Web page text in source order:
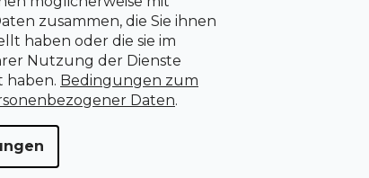
zusammen, die Sie ihnen
haben oder die sie im
Nutzung der Dienste
haben. Bedingungen zum
Daten.
Cookie-Einstellungen ändern